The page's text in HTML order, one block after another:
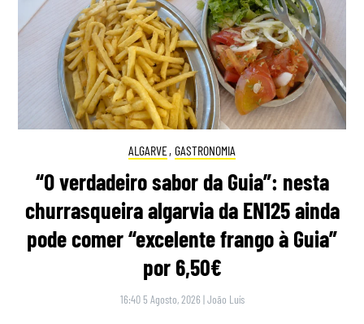
ALGARVE, GASTRONOMIA
“O verdadeiro sabor da Guia”: nesta
churrasqueira algarvia da EN125 ainda
pode comer “excelente frango à Guia”
por 6,50€
16:40 5 Agosto, 2026 |João Luís